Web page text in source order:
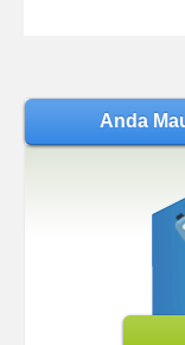
Anda